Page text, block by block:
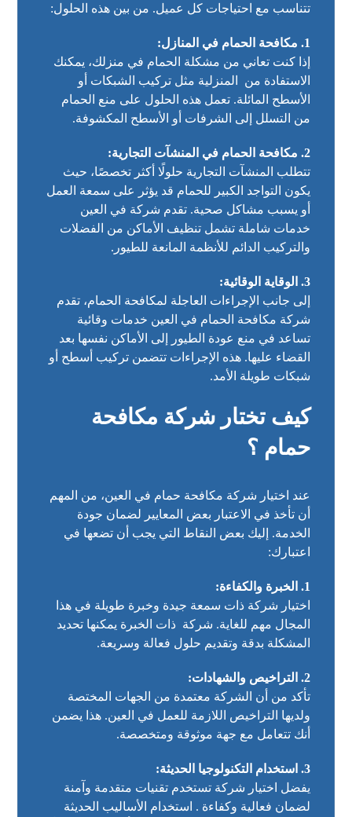
تتناسب مع احتياجات كل عميل. من بين هذه الحلول:
1. مكافحة الحمام في المنازل:
إذا كنت تعاني من مشكلة الحمام في منزلك، يمكنك
الاستفادة من المنزلية مثل تركيب الشبكات أو
الأسطح المائلة. تعمل هذه الحلول على منع الحمام
من التسلل إلى الشرفات أو الأسطح المكشوفة.
2. مكافحة الحمام في المنشآت التجارية:
تتطلب المنشآت التجارية حلولًا أكثر تخصصًا، حيث
يكون التواجد الكبير للحمام قد يؤثر على سمعة العمل
أو يسبب مشاكل صحية. تقدم شركة في العين
خدمات شاملة تشمل تنظيف الأماكن من الفضلات
والتركيب الدائم للأنظمة المانعة للطيور.
3. الوقاية الوقائية:
إلى جانب الإجراءات العاجلة لمكافحة الحمام، تقدم
شركة مكافحة الحمام في العين خدمات وقائية
تساعد في منع عودة الطيور إلى الأماكن نفسها بعد
القضاء عليها. هذه الإجراءات تتضمن تركيب أسطح أو
شبكات طويلة الأمد.
كيف تختار شركة مكافحة
حمام ؟
عند اختيار شركة مكافحة حمام في العين، من المهم
أن تأخذ في الاعتبار بعض المعايير لضمان جودة
الخدمة. إليك بعض النقاط التي يجب أن تضعها في
اعتبارك:
1. الخبرة والكفاءة:
اختيار شركة ذات سمعة جيدة وخبرة طويلة في هذا
المجال مهم للغاية. شركة ذات الخبرة يمكنها تحديد
المشكلة بدقة وتقديم حلول فعالة وسريعة.
2. التراخيص والشهادات:
تأكد من أن الشركة معتمدة من الجهات المختصة
ولديها التراخيص اللازمة للعمل في العين. هذا يضمن
أنك تتعامل مع جهة موثوقة ومتخصصة.
3. استخدام التكنولوجيا الحديثة:
يفضل اختيار شركة تستخدم تقنيات متقدمة وآمنة
لضمان فعالية وكفاءة . استخدام الأساليب الحديثة